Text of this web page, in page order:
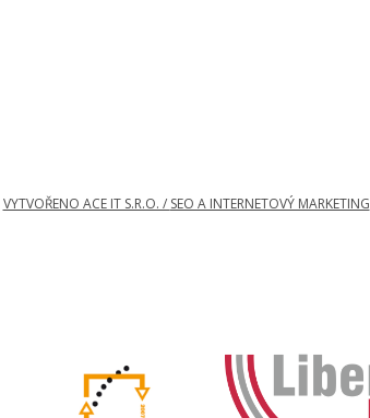
VYTVOŘENO ACE IT S.R.O. / SEO A INTERNETOVÝ MARKETING